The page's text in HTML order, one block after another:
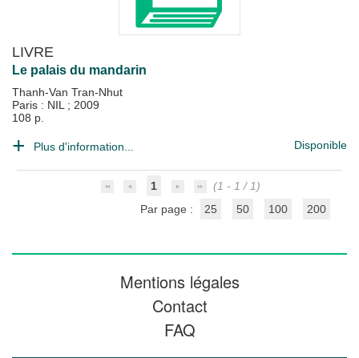
LIVRE
Le palais du mandarin
Thanh-Van Tran-Nhut
Paris : NIL ; 2009
108 p.
Plus d'information... Disponible
1
(1 - 1 / 1)
Par page :
25 50 100 200
Mentions légales
Contact
FAQ